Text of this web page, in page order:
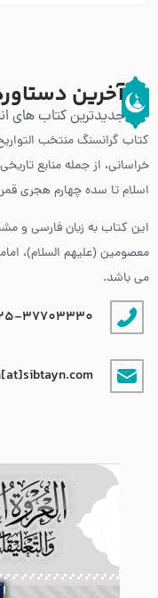
آخرین
جدیدترین کتاب های
کتاب گرانسنگ منتخب
خراسانی، از جمله منابع
اسلام تا سده چهارم هجری
این کتاب به زبان فارسی و
معصومین (علیهم السلام)،
می باشد.
37703330